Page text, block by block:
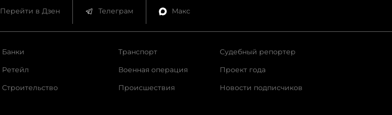
Перейти в Дзен Телеграм Макс
Банки
Ретейл
Строительство
Транспорт
Военная операция
Происшествия
Судебный репортер
Проект года
Новости подписчиков